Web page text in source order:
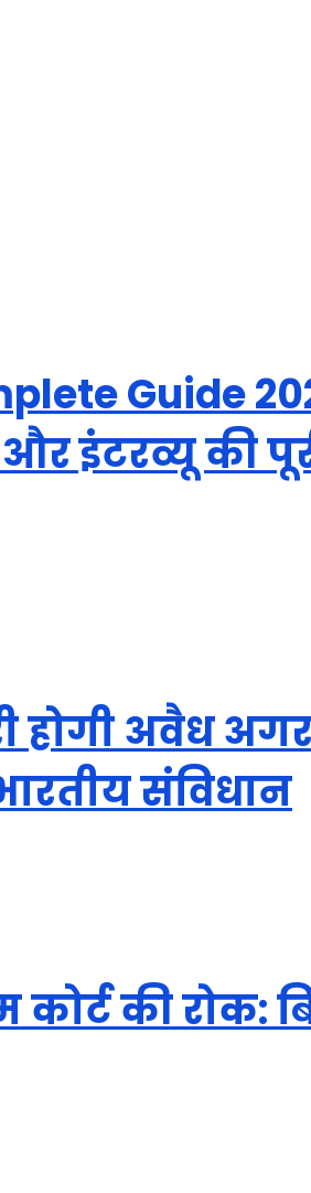
Guide
इंटरव्यू की
होगी अवैध
संविधान
की रोक: